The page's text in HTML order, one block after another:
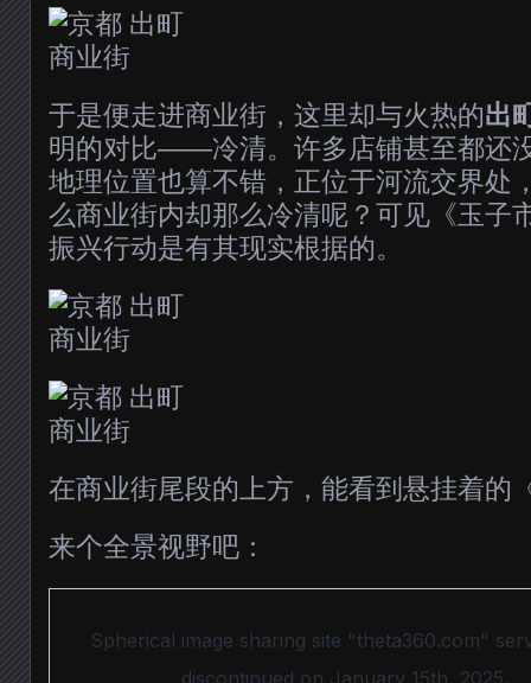
于是便走进商业街，这里却与火热的出
明的对比——冷清。许多店铺甚至都还
地理位置也算不错，正位于河流交界处
么商业街内却那么冷清呢？可见《玉子
振兴行动是有其现实根据的。
在商业街尾段的上方，能看到悬挂着的
来个全景视野吧：